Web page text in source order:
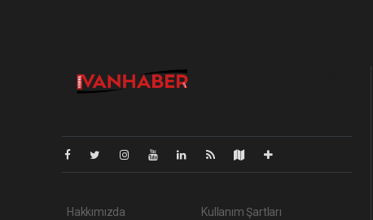
Hakkımızda Kullanım Şartları